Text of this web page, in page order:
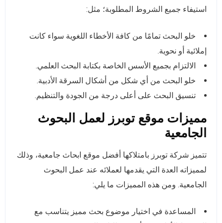
استيفاء جميع الشروط المطلوبة؛ مثل:
خلو البحث تمامًا من كافة الأخطاء اللغوية سواء كانت
إملائية أو نحوية.
الالتزام بجميع الأسس الخاصة بكتابة البحث العلمي.
خلو البحث من أي شكل من أشكال السرقة الأدبية.
تنسيق البحث على أعلى درجة من الجودة والتنظيم.
مميزات موقع توبرز لعمل البحوث
الجامعية
تتميز شركة توبرز بامتلاكها أفضل موقع ابحاث جامعية، وذلك
لمميزاته العدة التي يقدمها لعملائه عند عمل البحوث
الجامعية. ومن هذه المميزات ما يلي:
المساعدة في اختيار موضوع بحث مميز يتناسب مع